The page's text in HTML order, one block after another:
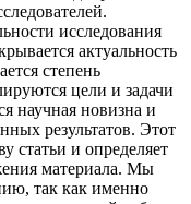
исследования
актуальность
степень
цели и задачи
научная новизна и
результатов. Этот
статьи и определяет
материала. Мы
так как именно